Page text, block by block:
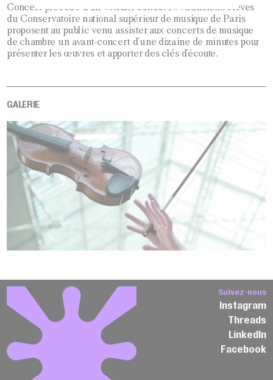
Concert précédé d’un « Avant concert » : d’anciens élèves
du Conservatoire national supérieur de musique de Paris
proposent au public venu assister aux concerts de musique
de chambre un avant-concert d’une dizaine de minutes pour
présenter les œuvres et apporter des clés d’écoute.
GALERIE
Suivez-nous
Instagram
Threads
LinkedIn
Facebook